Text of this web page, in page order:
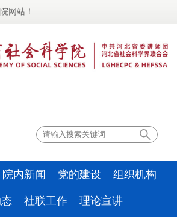
网站！
院内新闻 党的建设 组织机构
社联工作 理论宣讲